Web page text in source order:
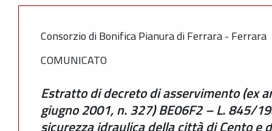
Consorzio di Bonifica Pianura di Ferrara - Ferrara
COMUNICATO
Estratto di decreto di asservimento (ex
giugno 2001, n. 327) BE06F2 – L. 845/
sicurezza idraulica della città di Cento e